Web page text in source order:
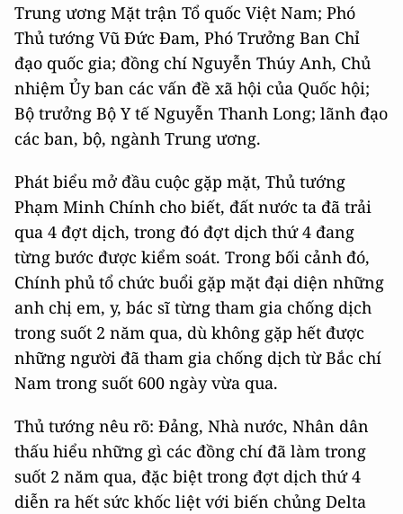
Trung ương Mặt trận Tổ quốc Việt Nam; Phó
Thủ tướng Vũ Đức Đam, Phó Trưởng Ban Chỉ
đạo quốc gia; đồng chí Nguyễn Thúy Anh, Chủ
nhiệm Ủy ban các vấn đề xã hội của Quốc hội;
Bộ trưởng Bộ Y tế Nguyễn Thanh Long; lãnh đạo
các ban, bộ, ngành Trung ương.
Phát biểu mở đầu cuộc gặp mặt, Thủ tướng
Phạm Minh Chính cho biết, đất nước ta đã trải
qua 4 đợt dịch, trong đó đợt dịch thứ 4 đang
từng bước được kiểm soát. Trong bối cảnh đó,
Chính phủ tổ chức buổi gặp mặt đại diện những
anh chị em, y, bác sĩ từng tham gia chống dịch
trong suốt 2 năm qua, dù không gặp hết được
những người đã tham gia chống dịch từ Bắc chí
Nam trong suốt 600 ngày vừa qua.
Thủ tướng nêu rõ: Đảng, Nhà nước, Nhân dân
thấu hiểu những gì các đồng chí đã làm trong
suốt 2 năm qua, đặc biệt trong đợt dịch thứ 4
diễn ra hết sức khốc liệt với biến chủng Delta